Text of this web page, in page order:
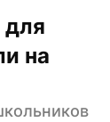
для
на